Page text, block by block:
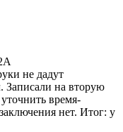
не дадут
Записали на вторую
время-
нет. Итог: у